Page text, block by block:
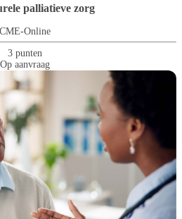
palliatieve zorg
CME-Online
3 punten
Op aanvraag